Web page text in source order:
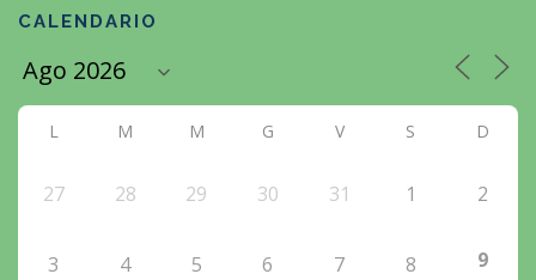
CALENDARIO
L M M G V S D
27 28 29 30 31 1 2
3 4 5 6 7 8 9